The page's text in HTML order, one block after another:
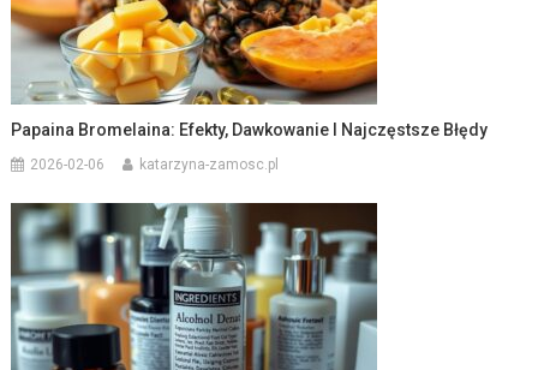
Papaina Bromelaina: Efekty, Dawkowanie I Najczęstsze Błędy
2026-02-06 katarzyna-zamosc.pl